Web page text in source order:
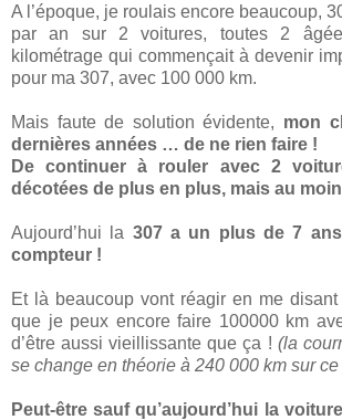
A l’époque, je roulais encore beaucoup,
par an sur 2 voitures, toutes 2
kilométrage qui commençait à devenir
pour ma 307, avec 100 000 km.
Mais faute de solution évidente, mon
dernières années … de ne rien faire !
De continuer à rouler avec 2
décotées de plus en plus, mais au
Aujourd’hui la 307 a un plus de 7
compteur !
Et là beaucoup vont réagir en me disant
que je peux encore faire 100000 km
d’être aussi vieillissante que ça ! (la
se change en théorie à 240 000 km sur
Peut-être sauf qu’aujourd’hui la